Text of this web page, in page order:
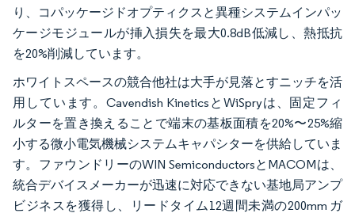
り、コパッケージドオプティクスと異種システムインパッ
ケージモジュールが挿入損失を最大0.8dB低減し、熱抵抗
を20%削減しています。
ホワイトスペースの競合他社は大手が見落とすニッチを活
用しています。Cavendish KineticsとWiSpryは、固定フィ
ルターを置き換えることで端末の基板面積を20%〜25%縮
小する微小電気機械システムキャパシターを供給していま
す。ファウンドリーのWIN SemiconductorsとMACOMは、
統合デバイスメーカーが迅速に対応できない基地局アンプ
ビジネスを獲得し、リードタイム12週間未満の200mm ガ